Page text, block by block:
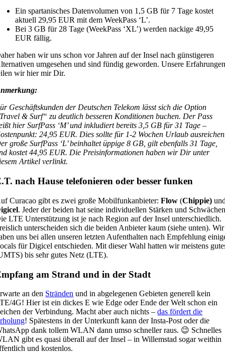
Ein spartanisches Datenvolumen von 1,5 GB für 7 Tage kostet
aktuell 29,95 EUR mit dem WeekPass ‘L’.
Bei 3 GB für 28 Tage (WeekPass ‘XL’) werden nackige 49,95
EUR fällig.
haben wir uns schon vor Jahren auf der Insel nach günstigeren
umgesehen und sind fündig geworden. Unsere
wir hier mir Dir.
Geschäftskunden der Deutschen Telekom lässt sich die Option
& Surf“ zu deutlich besseren Konditionen buchen.Der Pass
hier SurfPass ‘M’ und inkludiert bereits 3,5 GB für 31 Tage –
24,95 EUR. Dies sollte für 1-2 Wochen Urlaub
große SurfPass ‘L’ beinhaltet üppige 8 GB, gilt ebenfalls 31 Tage,
kostet 44,95 EUR.Die Preisinformationen haben wir Dir unter
Artikel verlinkt.
nach Hause telefonieren oder besser funken
Curacao gibt es zwei große Mobilfunkanbieter:Flow (Chippie)
. Jeder der beiden hat seine individuellen Stärken und
LTE Unterstützung ist je nach Region auf der Insel unterschiedlich.
unterscheiden sich die beiden Anbieter kaum (siehe unten). Wir
uns bei allen unseren letzten Aufenthalten nach Empfehlung
für Digicel entschieden. Mit dieser Wahl hatten wir meistens
bis sehr gutes Netz (LTE).
am Strand und in der Stadt
an den Stränden und in abgelegenen Gebieten generell kein
4G! Hier ist ein dickes E wie Edge oder Ende der Welt schon ein
der Verbindung. Macht aber auch nichts –das fördert die
! Spätestens in der Unterkunft kann der Insta-Post oder die
dank tollem WLAN dann umso schneller raus. 😉 Schnelles
gibt es quasi überall auf der Insel – in Willemstad sogar weithin
und kostenlos.